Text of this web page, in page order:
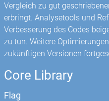
Vergleich zu gut
erbringt. Analysetools und
Verbesserung des Codes
zu tun. Weitere
zukünftigen Versionen
Core Library
Flag